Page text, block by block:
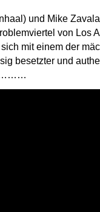
und Mike
von Los
mit einem der
besetzter und